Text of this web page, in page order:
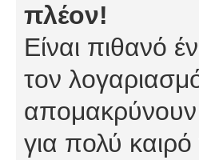
πλέον!
Είναι πιθανό
τον
απομακρύνουν
για πολύ